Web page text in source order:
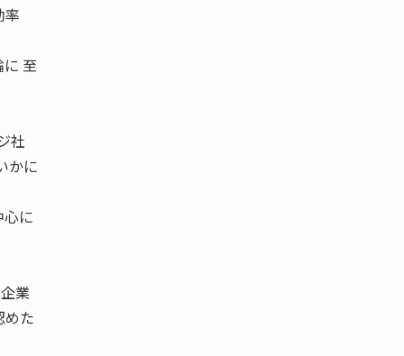
率
に 至
社
かに
に
業
めた